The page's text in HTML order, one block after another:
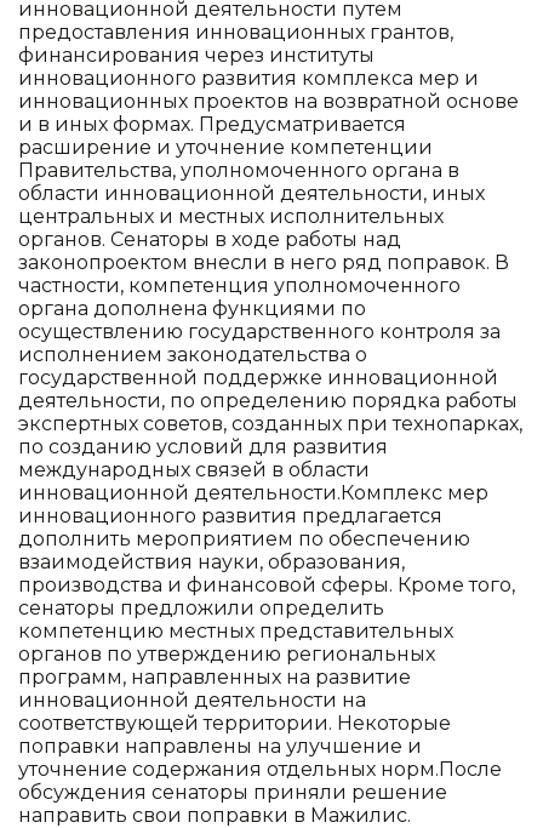
инновационной деятельности путем
предоставления инновационных грантов,
финансирования через институты
инновационного развития комплекса мер и
инновационных проектов на возвратной основе
и в иных формах. Предусматривается
расширение и уточнение компетенции
Правительства, уполномоченного органа в
области инновационной деятельности, иных
центральных и местных исполнительных
органов. Сенаторы в ходе работы над
законопроектом внесли в него ряд поправок. В
частности, компетенция уполномоченного
органа дополнена функциями по
осуществлению государственного контроля за
исполнением законодательства о
государственной поддержке инновационной
деятельности, по определению порядка работы
экспертных советов, созданных при технопарках,
по созданию условий для развития
международных связей в области
инновационной деятельности.Комплекс мер
инновационного развития предлагается
дополнить мероприятием по обеспечению
взаимодействия науки, образования,
производства и финансовой сферы. Кроме того,
сенаторы предложили определить
компетенцию местных представительных
органов по утверждению региональных
программ, направленных на развитие
инновационной деятельности на
соответствующей территории. Некоторые
поправки направлены на улучшение и
уточнение содержания отдельных норм.После
обсуждения сенаторы приняли решение
направить свои поправки в Мажилис.